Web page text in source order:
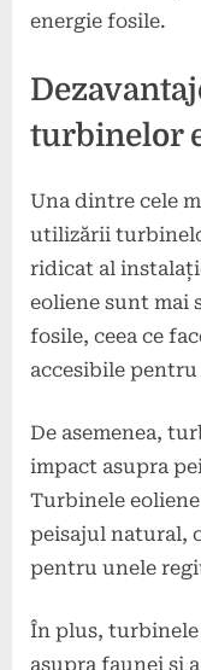
energie fosile.
turbinelor
Una dintre cele
utilizării
ridicat al
eoliene sunt mai
fosile, ceea ce
accesibile
De asemenea,
impact asupra
Turbinele
peisajul natural,
pentru unele
În plus, turbinele
asupra faunei și